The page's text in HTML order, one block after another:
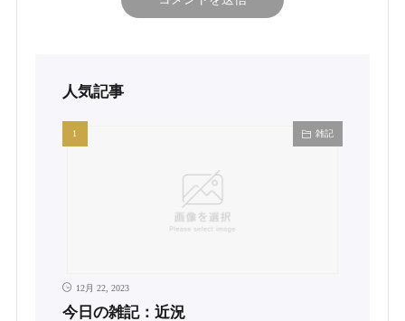
人気記事
雑記
12月 22, 2023
今日の雑記：近況